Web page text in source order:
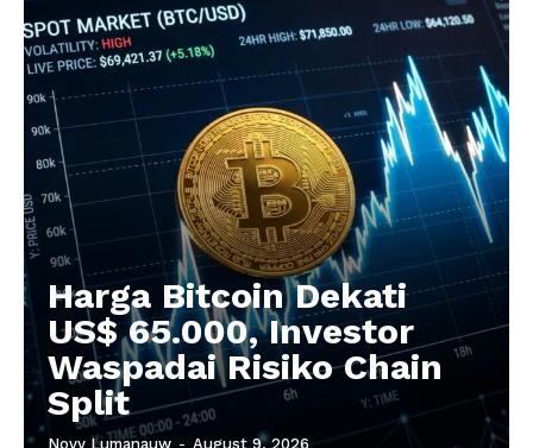
Harga Bitcoin Dekati
US$ 65.000, Investor
Waspadai Risiko Chain
Split
Novy Lumanauw - August 9, 2026